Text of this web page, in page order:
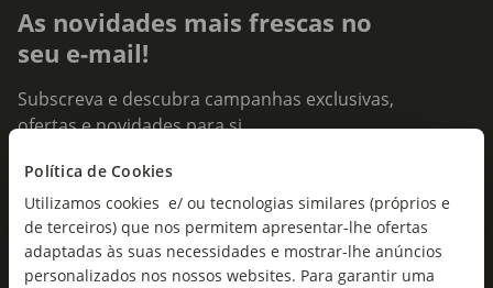
Política de Cookies
Utilizamos cookies e/ ou tecnologias similares (próprios e
de terceiros) que nos permitem apresentar-lhe ofertas
adaptadas às suas necessidades e mostrar-lhe anúncios
personalizados nos nossos websites. Para garantir uma
As novidades mais frescas no
seu e-mail!
Subscreva e descubra campanhas exclusivas,
ofertas e novidades para si.
Insira o seu e-